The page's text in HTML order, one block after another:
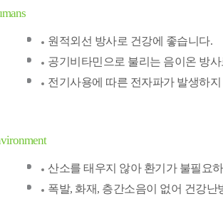
원적외선 방사로 건강에 좋습니다.
공기비타민으로 불리는 음이온 방
전기사용에 따른 전자파가 발생하
산소를 태우지 않아 환기가 불필요
폭발, 화재, 층간소음이 없어 건강